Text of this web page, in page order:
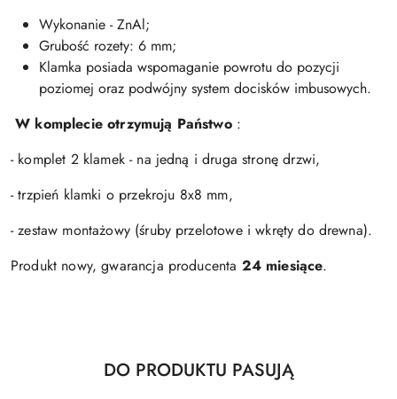
Wykonanie - ZnAl;
Grubość rozety: 6 mm;
Klamka posiada wspomaganie powrotu do pozycji
poziomej oraz podwójny system docisków imbusowych.
W komplecie otrzymują Państwo:
- komplet 2 klamek - na jedną i druga stronę drzwi,
- trzpień klamki o przekroju 8x8 mm,
- zestaw montażowy (śruby przelotowe i wkręty do drewna).
Produkt nowy, gwarancja producenta 24 miesiące.
Pomiń karuzelę produktów
Produkty
DO PRODUKTU PASUJĄ